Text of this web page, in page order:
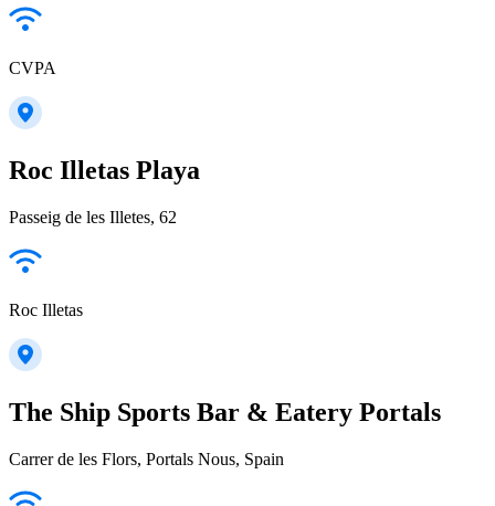
CVPA
Roc Illetas Playa
Passeig de les Illetes, 62
Roc Illetas
The Ship Sports Bar & Eatery Portals
Carrer de les Flors, Portals Nous, Spain